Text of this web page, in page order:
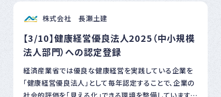
株式会社 長瀬土建
【3/10】健康経営優良法人2025（中小規模
法人部門）への認定登録
経済産業省では優良な健康経営を実践している企業を
「健康経営優良法人」として毎年認定することで、企業の